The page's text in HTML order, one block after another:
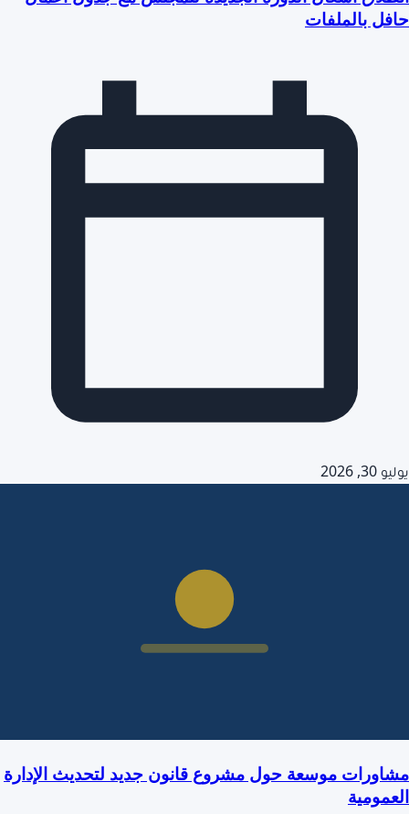
حافل بالملفات
يوليو 30, 2026
مشاورات موسعة حول مشروع قانون جديد لتحديث الإدارة
العمومية